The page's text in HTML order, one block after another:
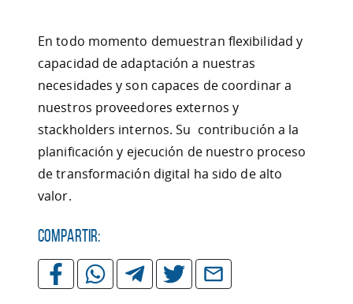
En todo momento demuestran flexibilidad y
capacidad de adaptación a nuestras
necesidades y son capaces de coordinar a
nuestros proveedores externos y
stackholders internos. Su contribución a la
planificación y ejecución de nuestro proceso
de transformación digital ha sido de alto
valor.
Compartir: